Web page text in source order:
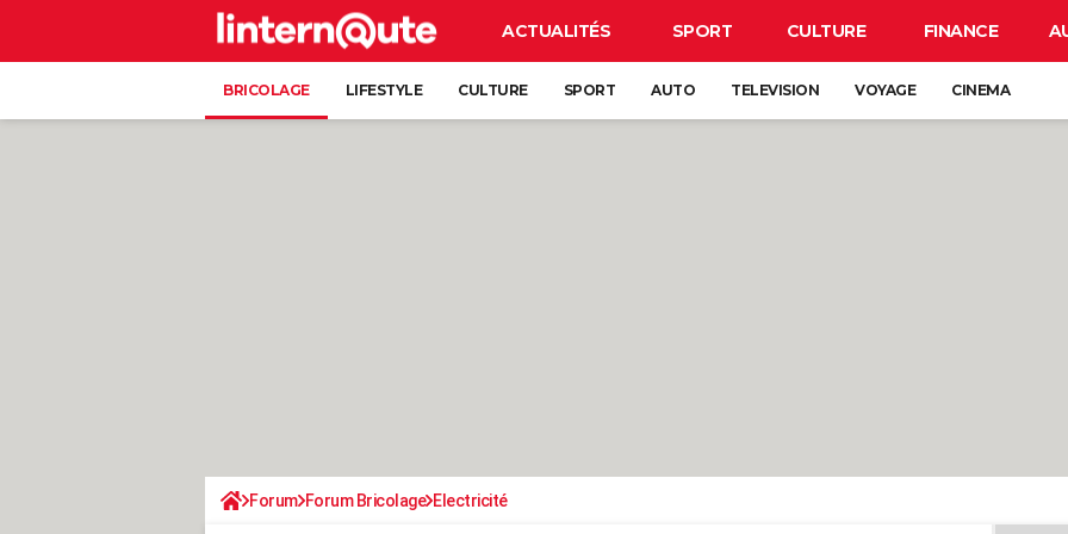
ACTUALITÉS SPORT CULTURE FINANCE
BRICOLAGE LIFESTYLE CULTURE SPORT AUTO TELEVISION VOYAGE CINEMA
Forum Forum Bricolage Electricité